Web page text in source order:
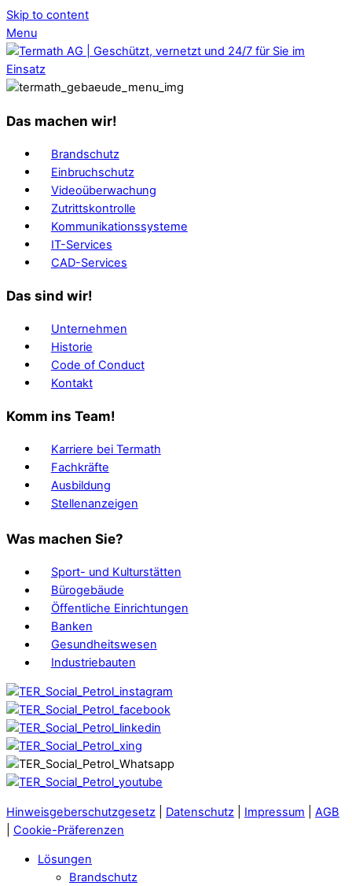
Skip to content
Menu
Das machen wir!
Brandschutz
Einbruchschutz
Videoüberwachung
Zutrittskontrolle
Kommunikationssysteme
IT-Services
CAD-Services
Das sind wir!
Unternehmen
Historie
Code of Conduct
Kontakt
Komm ins Team!
Karriere bei Termath
Fachkräfte
Ausbildung
Stellenanzeigen
Was machen Sie?
Sport- und Kulturstätten
Bürogebäude
Öffentliche Einrichtungen
Banken
Gesundheitswesen
Industriebauten
Hinweisgeberschutzgesetz Datenschutz Impressum
AGB
Cookie-Präferenzen
Lösungen
Brandschutz